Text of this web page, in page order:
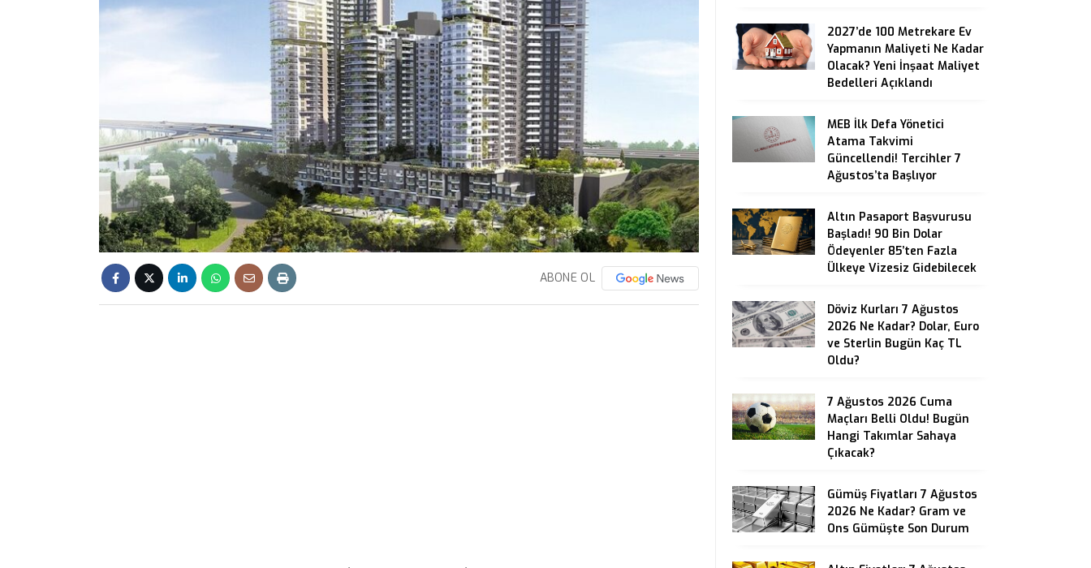
ABONE OL
2027’de 100 Metrekare Ev
Yapmanın Maliyeti Ne Kadar
Olacak? Yeni İnşaat Maliyet
Bedelleri Açıklandı
MEB İlk Defa Yönetici
Atama Takvimi
Güncellendi! Tercihler 7
Ağustos’ta Başlıyor
Altın Pasaport Başvurusu
Başladı! 90 Bin Dolar
Ödeyenler 85’ten Fazla
Ülkeye Vizesiz Gidebilecek
Döviz Kurları 7 Ağustos
2026 Ne Kadar? Dolar, Euro
ve Sterlin Bugün Kaç TL
Oldu?
7 Ağustos 2026 Cuma
Maçları Belli Oldu! Bugün
Hangi Takımlar Sahaya
Çıkacak?
Gümüş Fiyatları 7 Ağustos
2026 Ne Kadar? Gram ve
Ons Gümüşte Son Durum